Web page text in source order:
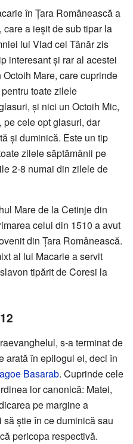
în Țara Românească a
a ieșit de sub tipar la
lui Vlad cel Tânăr zis
interesant și rar al acestei
Mare, care cuprinde
toate zilele
și nici un Octoih Mic,
cele opt glasuri, dar
și duminică. Este un tip
zilele săptămânii pe
2-8 numai din zilele de
Mare de la Cetinje din
celui din 1510 a avut
din Țara Românească.
al lui Macarie a servit
tipărit de Coresi la
s-a terminat de
arată în epilogul ei, deci în
Basarab. Cuprinde cele
lor canonică: Matei,
pe margine a
să știe în ce duminică sau
pericopa respectivă.